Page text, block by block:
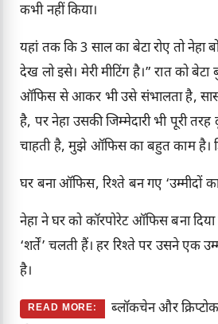
कभी नहीं किया।
यहां तक कि 3 साल का बेटा रोए तो नेहा
देख लो इसे। मेरी मीटिंग है।” रात को
ऑफिस से आकर भी उसे संभालता है,
है, पर नेहा उसकी जिम्मेदारी भी पूरी
चाहती है, मुझे ऑफिस का बहुत काम है।
घर बना ऑफिस, रिश्ते बन गए ‘उम्मीदों
नेहा ने घर को कॉरपोरेट ऑफिस बना
‘शर्तें’ चलती हैं। हर रिश्ते पर उसने एक
है।
READ MORE:
ब्लॉकचेन और